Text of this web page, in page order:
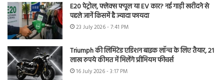
E20 पेट्रोल, फ्लेक्स फ्यूल या EV कार? नई गाड़ी खरीदने से
पहले जानें किसमें है ज्यादा फायदा
23 July 2026 - 7:41 PM
Triumph की लिमिटेड एडिशन बाइक लॉन्च के लिए तैयार, 21
लाख रुपये कीमत में मिलेंगे प्रीमियम फीचर्स
16 July 2026 - 3:17 PM